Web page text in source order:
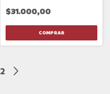
$31.000,00
2